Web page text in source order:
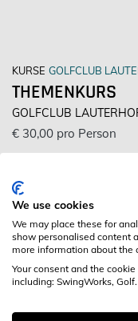
KURSE GOLFCLUB
THEMENKURS
GOLFCLUB
€ 30,00 pro Person
unterschiedlichen
doch intuitive
verstehen lassen wie
Anbieter: *
92283
We use cookies
We may place these for
show personalised content
more information about the
Your consent and the
including: SwingWorks, Golf.